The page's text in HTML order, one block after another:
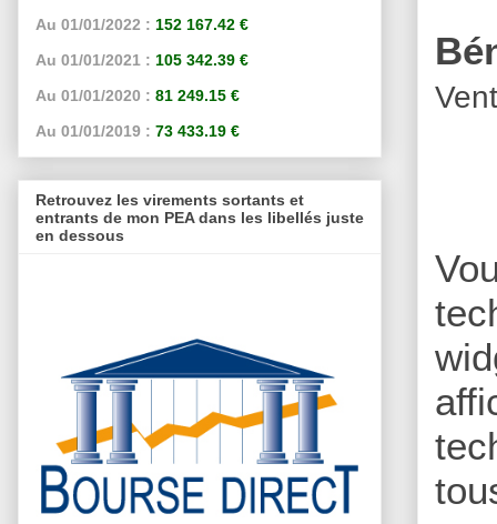
Au 01/01/2022 : 152 167.42 €
Au 01/01/2021 : 105 342.39 €
Au 01/01/2020 : 81 249.15 €
Au 01/01/2019 : 73 433.19 €
Retrouvez les virements sortants et
entrants de mon PEA dans les libellés juste
en dessous